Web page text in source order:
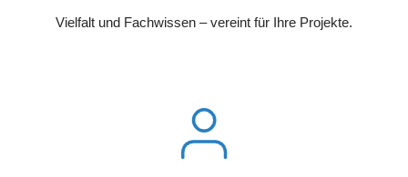
Vielfalt und Fachwissen – vereint für Ihre Projekte.